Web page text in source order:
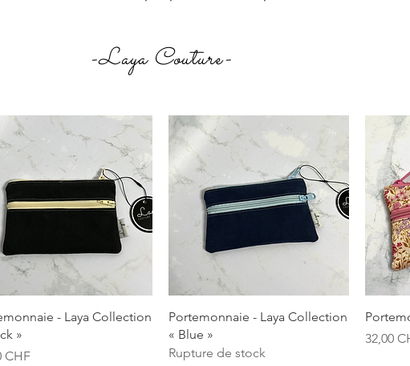
-Laya Couture-
Aperçu rapide
- Laya Collection
»
CHF
Aperçu rapide
Portemonnaie - Laya Collection
« Blue »
Rupture de stock
Prix
32,00